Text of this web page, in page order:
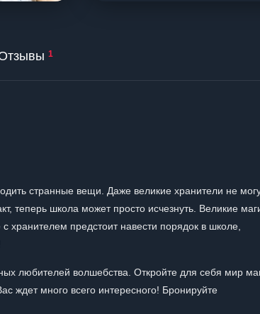
1
странные вещи. Даже великие хранители не
теперь школа может просто исчезнуть. Великие
хранителем предстоит навести порядок в школе,
любителей волшебства. Откройте для себя мир
ждет много всего интересного! Бронируйте